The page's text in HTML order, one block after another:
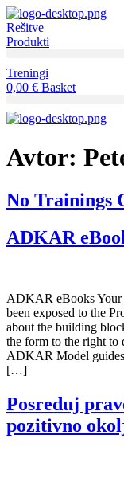
Skip
to
content
Rešitve
Produkti
Treningi
0,00 € Basket
Avtor:
No Trainings
ADKAR
ADKAR eBooks Your
been exposed to the
about the building
the form to the right to
ADKAR Model
[…]
Posreduj
pozitivno